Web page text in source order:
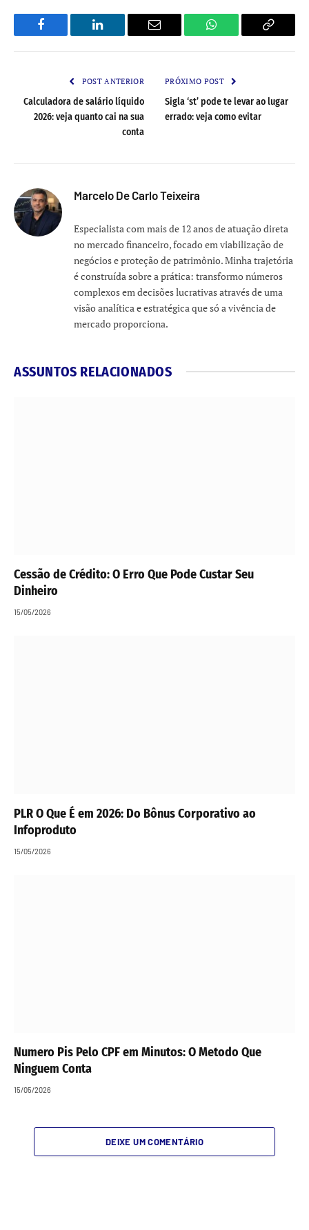
Facebook LinkedIn Email WhatsApp Copy
POST ANTERIOR
Calculadora de salário líquido
2026: veja quanto cai na sua
conta
PRÓXIMO POST
Sigla ‘st’ pode te levar ao lugar
errado: veja como evitar
Marcelo De Carlo Teixeira
Especialista com mais de 12 anos de atuação direta
no mercado financeiro, focado em viabilização de
negócios e proteção de patrimônio. Minha trajetória
é construída sobre a prática: transformo números
complexos em decisões lucrativas através de uma
visão analítica e estratégica que só a vivência de
mercado proporciona.
ASSUNTOS RELACIONADOS
Cessão de Crédito: O Erro Que Pode Custar Seu
Dinheiro
15/05/2026
PLR O Que É em 2026: Do Bônus Corporativo ao
Infoproduto
15/05/2026
Numero Pis Pelo CPF em Minutos: O Metodo Que
Ninguem Conta
15/05/2026
DEIXE UM COMENTÁRIO